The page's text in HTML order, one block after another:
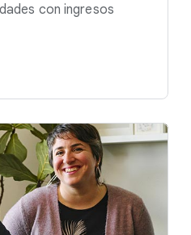
con ingresos